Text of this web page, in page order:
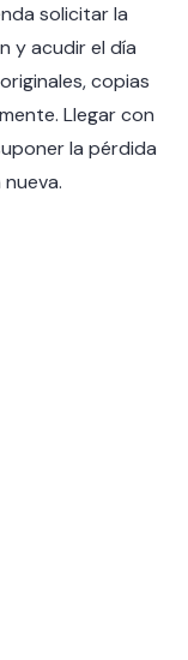
solicitar la
y acudir el día
copias
Llegar con
la pérdida